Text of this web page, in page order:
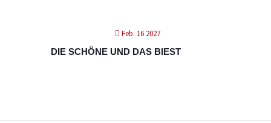
Feb. 16 2027
DIE SCHÖNE UND DAS BIEST